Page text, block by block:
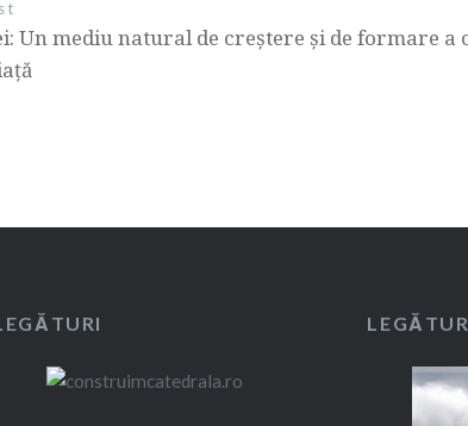
mediu natural de creştere şi de formare a